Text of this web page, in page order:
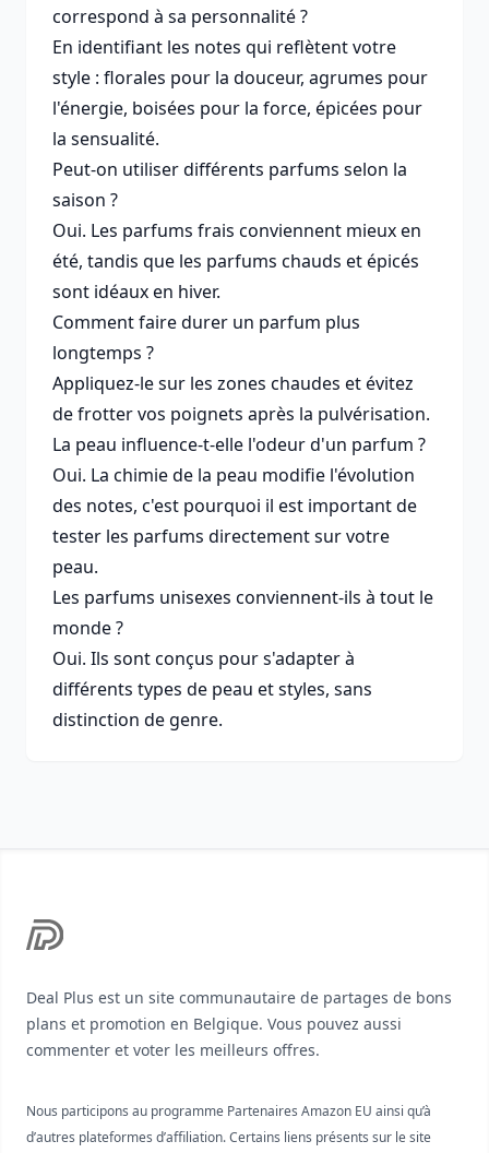
correspond à sa personnalité ?
En identifiant les notes qui reflètent votre
style : florales pour la douceur, agrumes pour
l'énergie, boisées pour la force, épicées pour
la sensualité.
Peut-on utiliser différents parfums selon la
saison ?
Oui. Les parfums frais conviennent mieux en
été, tandis que les parfums chauds et épicés
sont idéaux en hiver.
Comment faire durer un parfum plus
longtemps ?
Appliquez-le sur les zones chaudes et évitez
de frotter vos poignets après la pulvérisation.
La peau influence-t-elle l'odeur d'un parfum ?
Oui. La chimie de la peau modifie l'évolution
des notes, c'est pourquoi il est important de
tester les parfums directement sur votre
peau.
Les parfums unisexes conviennent-ils à tout le
monde ?
Oui. Ils sont conçus pour s'adapter à
différents types de peau et styles, sans
distinction de genre.
Deal Plus est un site communautaire de partages de bons
plans et promotion en Belgique. Vous pouvez aussi
commenter et voter les meilleurs offres.
Nous participons au programme Partenaires Amazon EU ainsi qu’à
d’autres plateformes d’affiliation. Certains liens présents sur le site